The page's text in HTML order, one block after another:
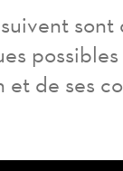
sont
et de ses